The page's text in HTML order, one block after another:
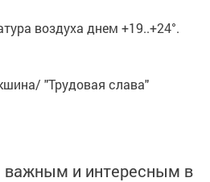
воздуха днем +19..+24°.
"Трудовая слава"
и интересным в